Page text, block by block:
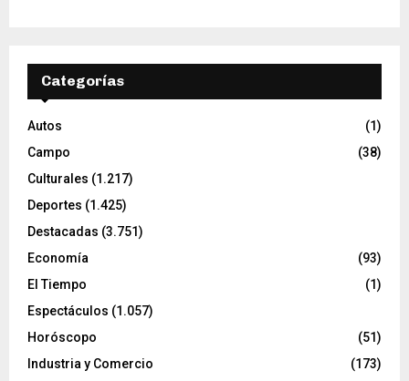
Categorías
Autos
(1)
Campo
(38)
Culturales (1.217)
Deportes (1.425)
Destacadas (3.751)
Economía
(93)
El Tiempo
(1)
Espectáculos (1.057)
Horóscopo
(51)
Industria y Comercio
(173)